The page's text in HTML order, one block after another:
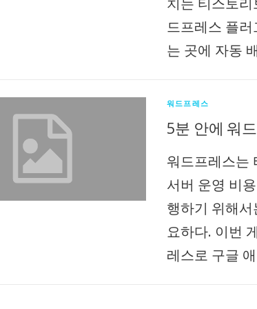
드프레스 플
는 곳에 자동
워드프레스
5분 안에 워
워드프레스는
서버 운영 비
행하기 위해
요하다. 이번
레스로 구글